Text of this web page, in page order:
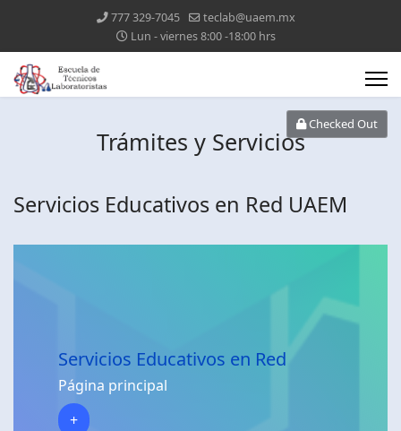
777 329-7045
teclab@uaem.mx
Lun - viernes 8:00 -18:00 hrs
Trámites y Servicios
Servicios Educativos en Red UAEM
Servicios Educativos en Red
Página principal
+
Checked Out